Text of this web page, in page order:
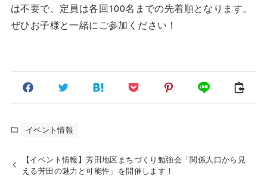
は不要で、定員は各回100名までの先着順となります。
ぜひお子様と一緒にご参加ください！
イベント情報
【イベント情報】芳田地区まちづくり勉強会「関係人口から見
える芳田の魅力と可能性」を開催します！